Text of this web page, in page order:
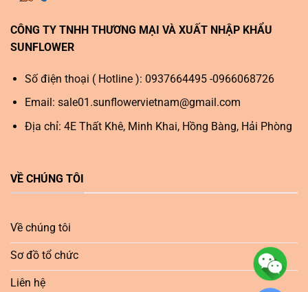
CÔNG TY TNHH THƯƠNG MẠI VÀ XUẤT NHẬP KHẨU
SUNFLOWER
Số điện thoại ( Hotline ): 0937664495 -0966068726
Email: sale01.sunflowervietnam@gmail.com
Địa chỉ: 4E Thất Khê, Minh Khai, Hồng Bàng, Hải Phòng
VỀ CHÚNG TÔI
Về chúng tôi
Sơ đồ tổ chức
Liên hệ